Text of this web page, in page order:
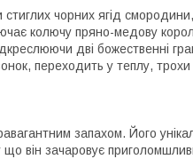
чорних ягід
колючу пряно-медову
дві божественні
переходить у теплу, трохи
запахом. Його
він зачаровує